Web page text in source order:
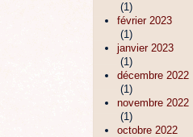
(1)
février 2023
(1)
janvier 2023
(1)
décembre 2022
(1)
novembre 2022
(1)
octobre 2022